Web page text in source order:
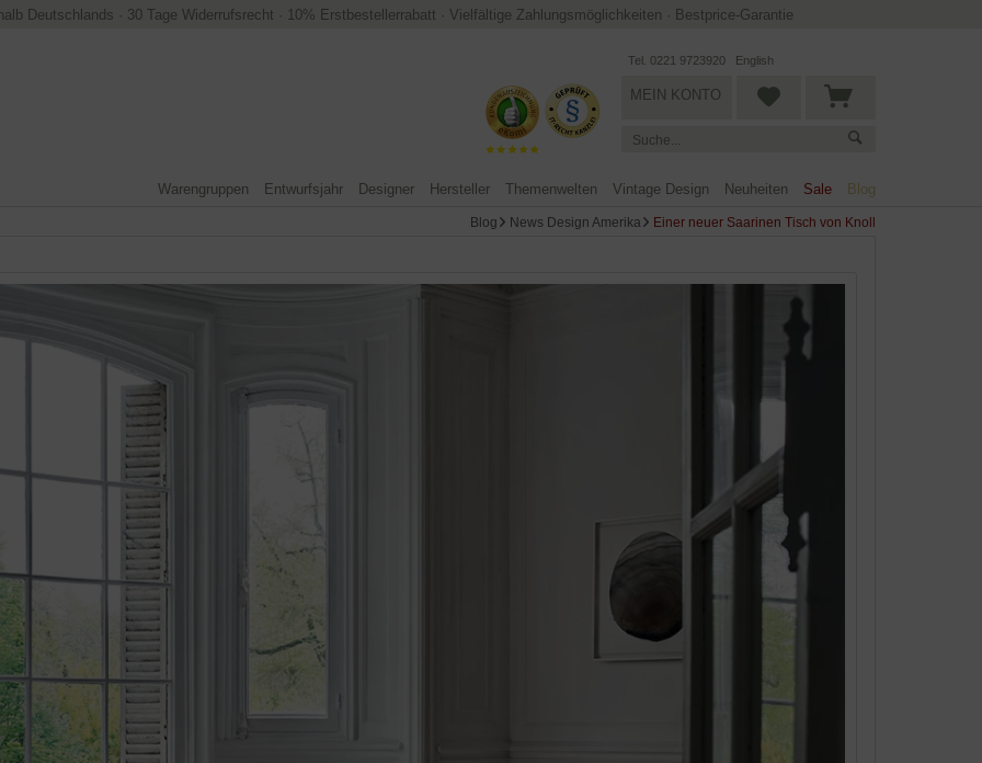
Deutschlands · 30 Tage Widerrufsrecht · 10% Erstbestellerrabatt · Vielfältige Zahlungsmöglichkeiten · Bestprice-Garantie
Tel. 0221 9723920 English
MEIN KONTO
Warengruppen Entwurfsjahr Designer Hersteller Themenwelten Vintage Design Neuheiten Sale Blog
Blog News Design Amerika Einer neuer Saarinen Tisch von Knoll